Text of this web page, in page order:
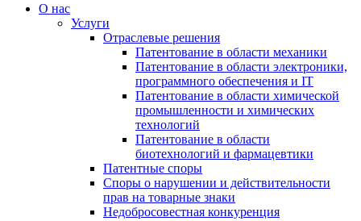
О нас
Услуги
Отраслевые решения
Патентование в области механики
Патентование в области электроники,
программного обеспечения и IT
Патентование в области химической
промышленности и химических
технологий
Патентование в области
биотехнологий и фармацевтики
Патентные споры
Споры о нарушении и действительности
прав на товарные знаки
Недобросовестная конкуренция